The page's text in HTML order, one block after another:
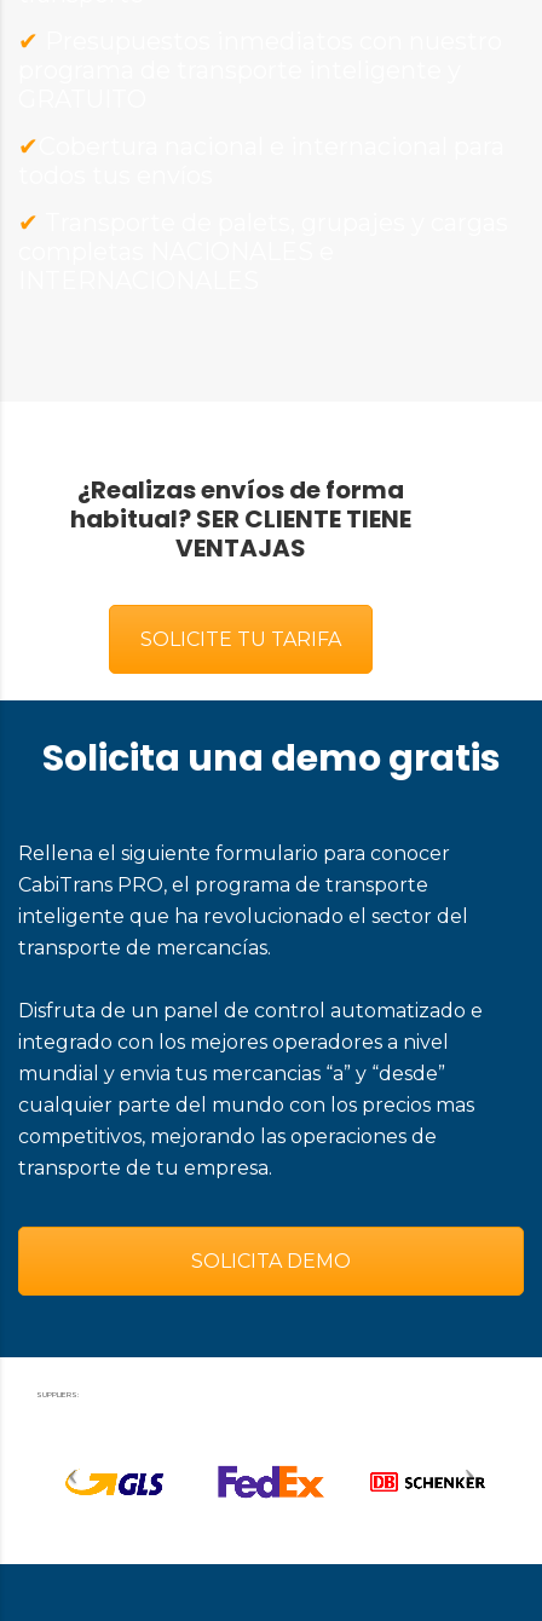
✔
✔
✔
¿Realizas envíos de forma
habitual?SER CLIENTE TIENE
VENTAJAS
SOLICITE TU TARIFA
Solicita una demo gratis
Rellena el siguiente formulario para conocer
CabiTrans PRO, el programa de transporte
inteligente que ha revolucionado el sector del
transporte de mercancías.
Disfruta de un panel de control automatizado e
integrado con los mejores operadores a nivel
mundial y envia tus mercancias “a” y “desde”
cualquier parte del mundo con los precios mas
competitivos, mejorando las operaciones de
transporte de tu empresa.
SOLICITA DEMO
SUPPLIERS: